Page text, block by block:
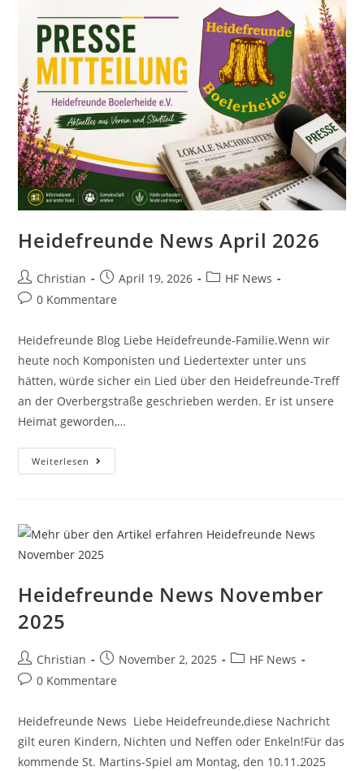
Heidefreunde News April 2026
Christian April 19, 2026
HF News
0 Kommentare
Heidefreunde Blog Liebe Heidefreunde-Familie.Wenn wir
heute noch Komponisten und Liedertexter unter uns
hätten, würde sicher ein Lied über den Heidefreunde-Treff
an der Overbergstraße geschrieben werden. Er ist unsere
Heimat geworden,…
Weiterlesen
Heidefreunde News November
2025
Christian November 2, 2025
HF News
0 Kommentare
Heidefreunde News Liebe Heidefreunde,diese Nachricht
gilt euren Kindern, Nichten und Neffen oder Enkeln!Für das
kommende St. Martins-Spiel am Montag, den 10.11.2025